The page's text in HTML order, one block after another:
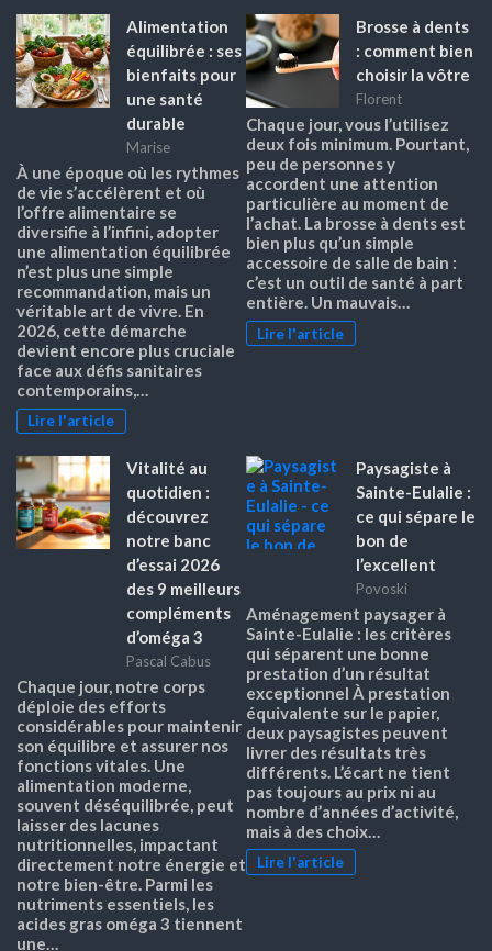
Alimentation
équilibrée : ses
bienfaits pour
une santé
durable
Marise
À une époque où les rythmes
de vie s’accélèrent et où
l’offre alimentaire se
diversifie à l’infini, adopter
une alimentation équilibrée
n’est plus une simple
recommandation, mais un
véritable art de vivre. En
2026, cette démarche
devient encore plus cruciale
face aux défis sanitaires
contemporains,…
Lire l'article
Brosse à dents
: comment bien
choisir la vôtre
Florent
Chaque jour, vous l’utilisez
deux fois minimum. Pourtant,
peu de personnes y
accordent une attention
particulière au moment de
l’achat. La brosse à dents est
bien plus qu’un simple
accessoire de salle de bain :
c’est un outil de santé à part
entière. Un mauvais…
Lire l'article
Vitalité au
quotidien :
découvrez
notre banc
d’essai 2026
des 9 meilleurs
compléments
d’oméga 3
Pascal Cabus
Chaque jour, notre corps
déploie des efforts
considérables pour maintenir
son équilibre et assurer nos
fonctions vitales. Une
alimentation moderne,
souvent déséquilibrée, peut
laisser des lacunes
nutritionnelles, impactant
directement notre énergie et
notre bien-être. Parmi les
nutriments essentiels, les
acides gras oméga 3 tiennent
une…
Paysagiste à
Sainte-Eulalie :
ce qui sépare le
bon de
l’excellent
Povoski
Aménagement paysager à
Sainte-Eulalie : les critères
qui séparent une bonne
prestation d’un résultat
exceptionnel À prestation
équivalente sur le papier,
deux paysagistes peuvent
livrer des résultats très
différents. L’écart ne tient
pas toujours au prix ni au
nombre d’années d’activité,
mais à des choix…
Lire l'article